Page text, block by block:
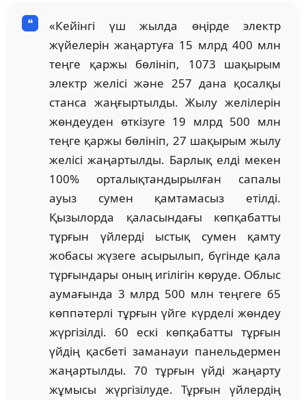
«Кейінгі үш жылда өңірде электр
жүйелерін жаңартуға 15 млрд 400 млн
теңге қаржы бөлініп, 1073 шақырым
электр желісі және 257 дана қосалқы
станса жаңғыртылды. Жылу желілерін
жөндеуден өткізуге 19 млрд 500 млн
теңге қаржы бөлініп, 27 шақырым жылу
желісі жаңартылды. Барлық елді мекен
100% орталықтандырылған сапалы
ауыз сумен қамтамасыз етілді.
Қызылорда қаласындағы көпқабатты
тұрғын үйлерді ыстық сумен қамту
жобасы жүзеге асырылып, бүгінде қала
тұрғындары оның игілігін көруде. Облыс
аумағында 3 млрд 500 млн теңгеге 65
көппәтерлі тұрғын үйге күрделі жөндеу
жүргізілді. 60 ескі көпқабатты тұрғын
үйдің қасбеті заманауи панельдермен
жаңартылды. 70 тұрғын үйді жаңарту
жұмысы жүргізілуде. Тұрғын үйлердің